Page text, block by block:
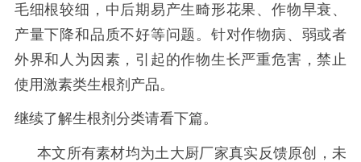
毛细根较细，中后期易产生畸形花果、作物早衰、
产量下降和品质不好等问题。针对作物病、弱或者
外界和人为因素，引起的作物生长严重危害，禁止
使用激素类生根剂产品。
继续了解生根剂分类请看下篇。
本文所有素材均为土大厨厂家真实反馈原创，未